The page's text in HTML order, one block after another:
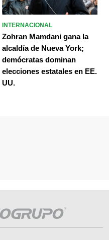
INTERNACIONAL
Zohran Mamdani gana la
alcaldía de Nueva York;
demócratas dominan
elecciones estatales en EE.
UU.